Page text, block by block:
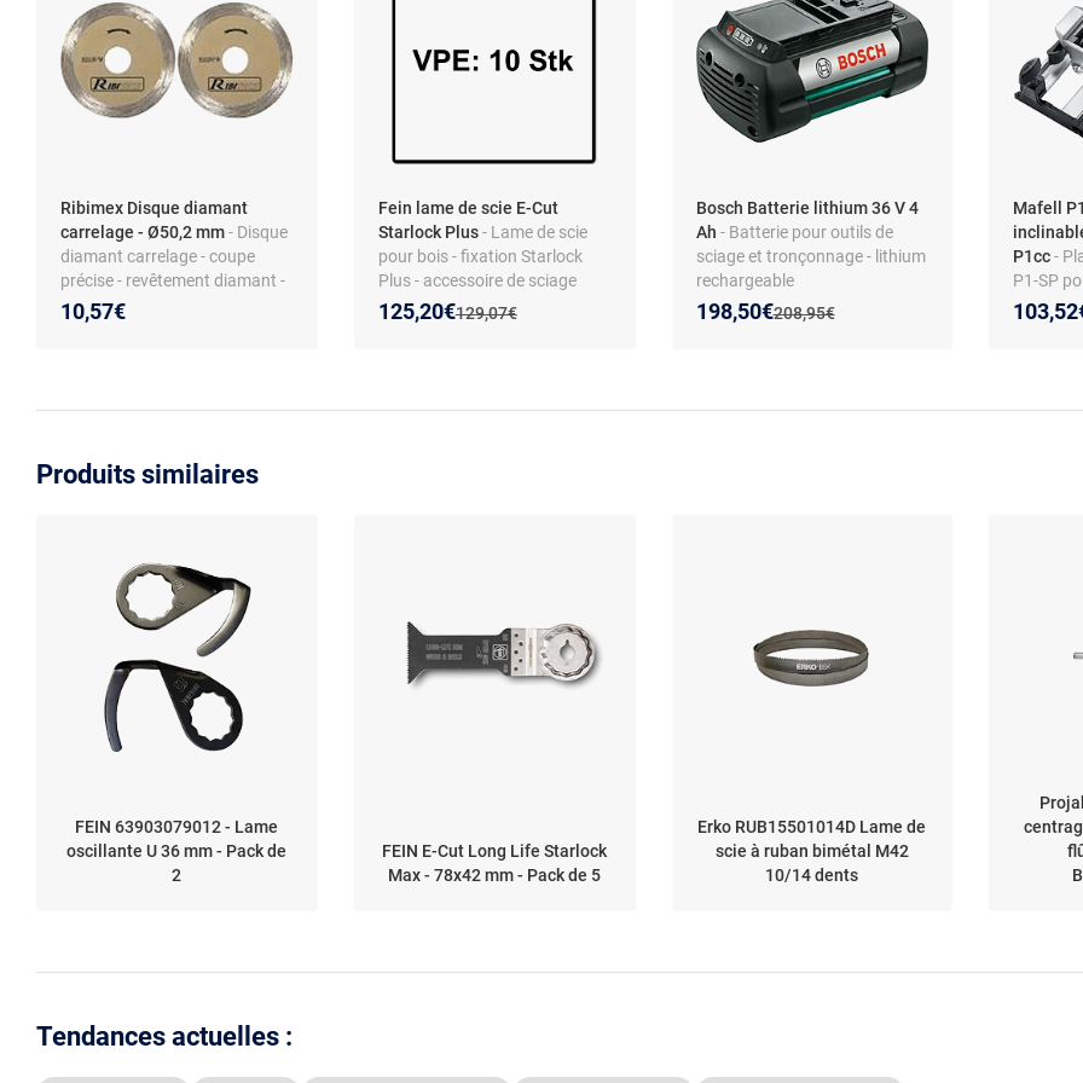
Ribimex Disque diamant
carrelage - Ø50,2 mm- Disque
diamant carrelage - coupe
précise - revêtement diamant -
vitesse max 8000 tr/min
10,57€
Fein lame de scie E-Cut
Starlock Plus- Lame de scie
pour bois - fixation Starlock
Plus - accessoire de sciage
Ancien prix :
129,07€
Nouveau prix :
125,20€
Réduction de :
Bosch Batterie lithium 36 V 4
Ah - Batterie pour outils de
sciage et tronçonnage - lithium
rechargeable
Ancien prix :
208,95€
Nouveau prix :
198,50€
Réduction de :
Mafell
P1cc-
P1-SP
P1cc,
jusqu’à
Produits similaires
FEIN 63903079012 - Lame
oscillante U 36 mm - Pack de
2
FEIN E-Cut Long Life Starlock
Max - 78x42 mm - Pack de 5
Erko RUB15501014D Lame de
scie à ruban bimétal M42
10/14 dents
Tendances actuelles :